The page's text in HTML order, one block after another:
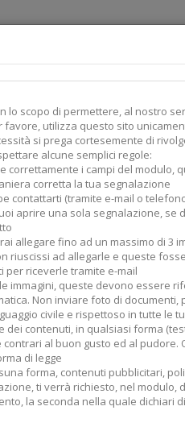
soltanto per segnalare delle
di rivolgersi al numero
lo scopo di permettere, al nostro
utilizza questo sito
si prega cortesemente di
alcune semplici regole:
correttamente i campi del modulo,
corretta la tua segnalazione
contattarti (tramite e-mail o
aprire una sola segnalazione,
allegare fino ad un massimo di 3
riuscissi ad allegarle e queste
per riceverle tramite e-mail
immagini, queste devono essere
Non inviare foto di
civile e rispettoso in tutte le
contenuti, in qualsiasi forma
contrari al buon gusto ed al
di legge
forma, contenuti pubblicitari,
ti verrà richiesto, nel modulo,
la seconda nella quale dichiari